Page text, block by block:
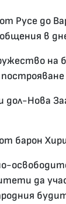
до
в
на
дол-Нова
барон
да